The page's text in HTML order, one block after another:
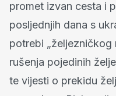
promet izvan cesta i
posljednjih dana s
potrebi „željezničkog
rušenja pojedinih
te vijesti o prekidu